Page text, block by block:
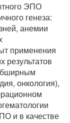
ЭПО
генеза:
анемии
применения
онкология),
и в качестве